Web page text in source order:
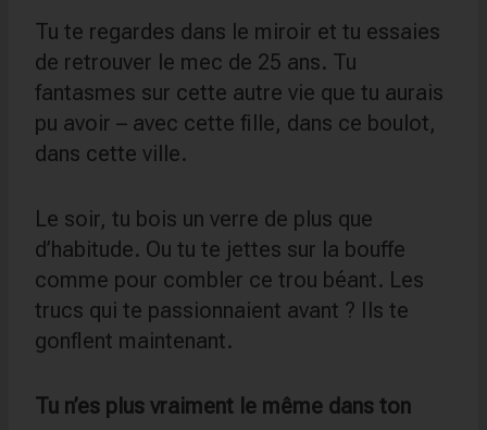
Tu te regardes dans le miroir et tu essaies
de retrouver le mec de 25 ans. Tu
fantasmes sur cette autre vie que tu aurais
pu avoir – avec cette fille, dans ce boulot,
dans cette ville.
Le soir, tu bois un verre de plus que
d’habitude. Ou tu te jettes sur la bouffe
comme pour combler ce trou béant. Les
trucs qui te passionnaient avant ? Ils te
gonflent maintenant.
Tu n’es plus vraiment le même dans ton